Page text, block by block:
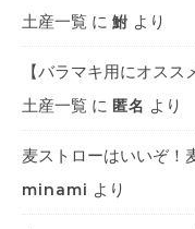
土産一覧 に 鮒 より
【バラマキ用にオス
土産一覧 に 匿名 より
麦ストローはいいぞ！
minami より